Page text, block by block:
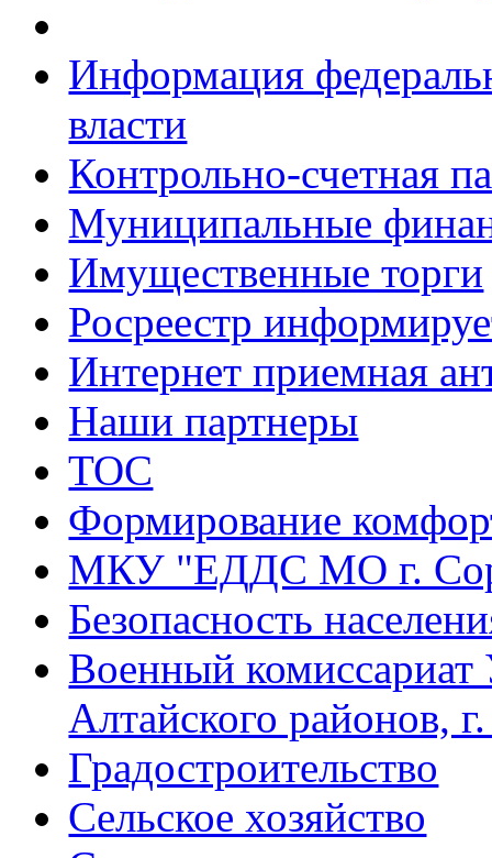
Информация
власти
Контрольно-счетная
Муниципальные
Имущественные торги
Росреестр
Интернет приемная
Наши партнеры
ТОС
Формирование
МКУ "ЕДДС МО г.
Безопасность
Военный комиссариат
Алтайского районов,
Градостроительство
Сельское хозяйство